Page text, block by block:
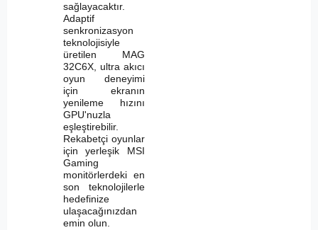
sağlayacaktır.
Adaptif
senkronizasyon
teknolojisiyle
üretilen MAG
32C6X, ultra akıcı
oyun deneyimi
için ekranın
yenileme hızını
GPU'nuzla
eşleştirebilir.
Rekabetçi oyunlar
için yerleşik MSI
Gaming
monitörlerdeki en
son teknolojilerle
hedefinize
ulaşacağınızdan
emin olun.